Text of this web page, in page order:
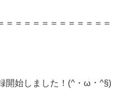
＝＝＝＝＝＝＝＝＝＝＝＝
開始しました！(^・ω・^§)